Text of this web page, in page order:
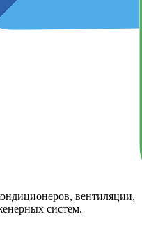
вентиляции,
систем.